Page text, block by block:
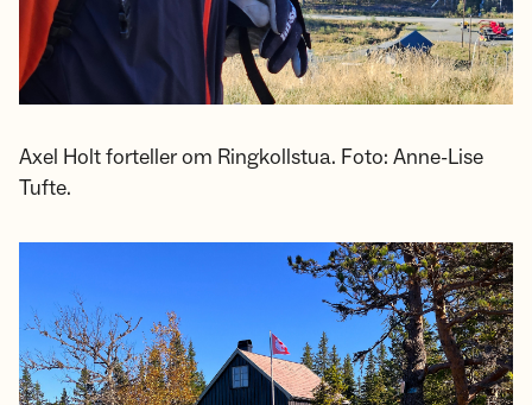
Axel Holt forteller om Ringkollstua. Foto: Anne-Lise
Tufte.